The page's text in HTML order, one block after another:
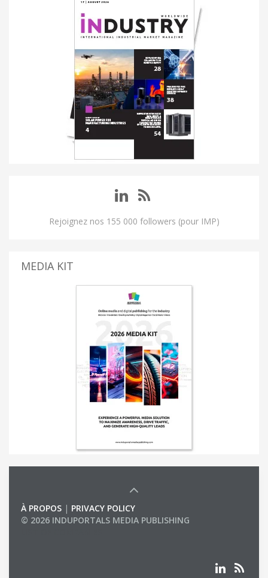
Rejoignez nos 155 000 followers (pour IMP)
MEDIA KIT
À PROPOS | PRIVACY POLICY
© 2026 INDUPORTALS MEDIA PUBLISHING